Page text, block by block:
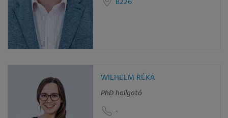
B226
WILHELM RÉKA
PhD hallgató
-